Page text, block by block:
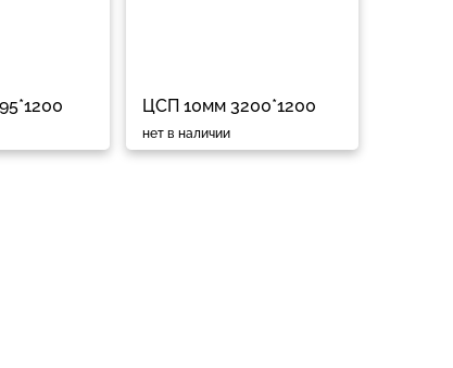
ЦСП 10мм 3200*1200
нет в наличии